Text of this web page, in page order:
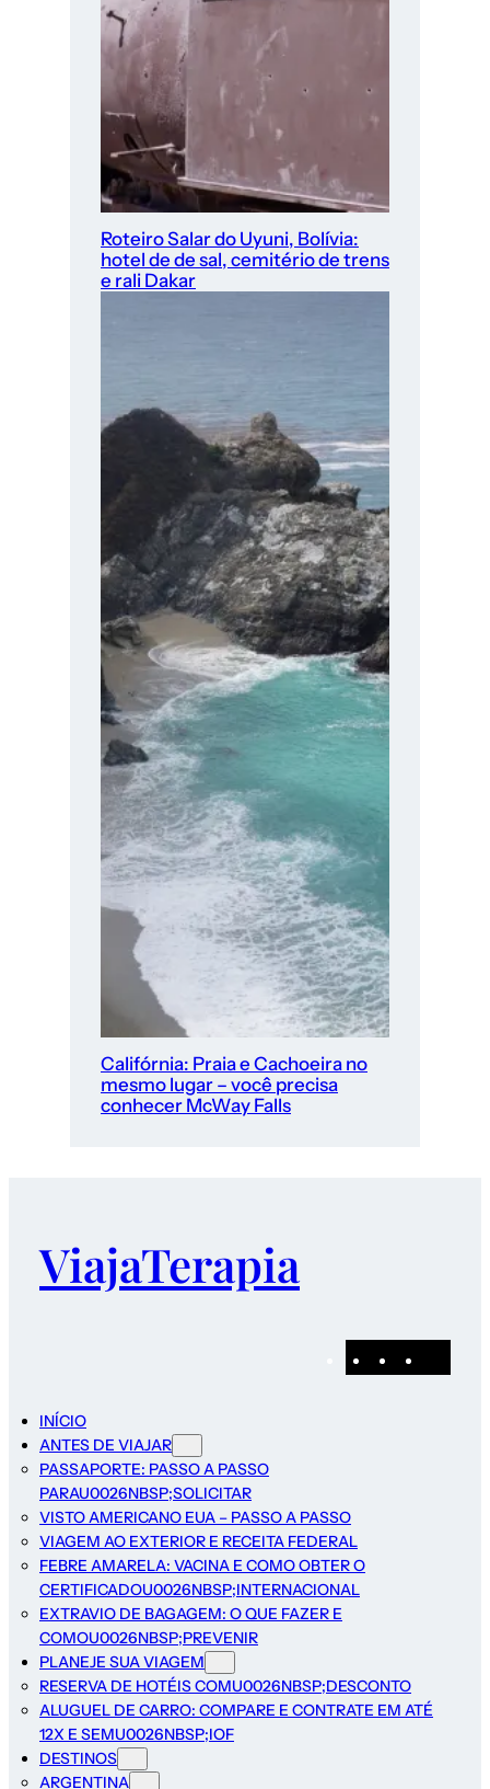
Roteiro Salar do Uyuni, Bolívia:
hotel de de sal, cemitério de trens
e rali Dakar
Califórnia: Praia e Cachoeira no
mesmo lugar – você precisa
conhecer McWay Falls
ViajaTerapia
Pinterest
Instagram
INÍCIO
ANTES DE VIAJAR
PASSAPORTE: PASSO A PASSO
PARAU0026NBSP;SOLICITAR
VISTO AMERICANO EUA – PASSO A PASSO
VIAGEM AO EXTERIOR E RECEITA FEDERAL
FEBRE AMARELA: VACINA E COMO OBTER O
CERTIFICADOU0026NBSP;INTERNACIONAL
EXTRAVIO DE BAGAGEM: O QUE FAZER E
COMOU0026NBSP;PREVENIR
PLANEJE SUA VIAGEM
RESERVA DE HOTÉIS COMU0026NBSP;DESCONTO
ALUGUEL DE CARRO: COMPARE E CONTRATE EM ATÉ
12X E SEMU0026NBSP;IOF
DESTINOS
ARGENTINA